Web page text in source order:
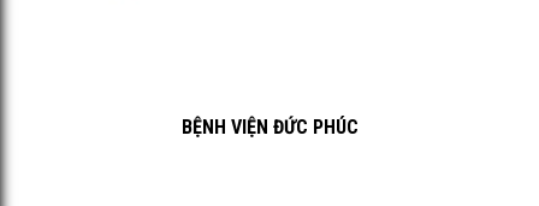
BỆNH VIỆN ĐỨC PHÚC